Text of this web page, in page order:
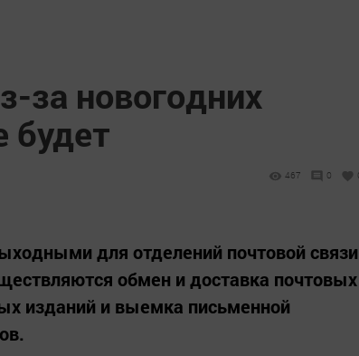
за новогодних
будет
467 0
для отделений почтовой связи
обмен и доставка почтовых
изданий и выемка письменной